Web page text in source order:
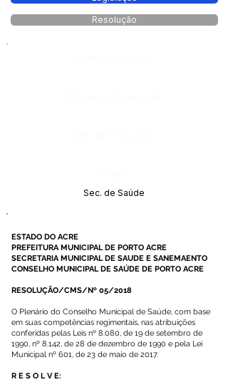
Resolução
Sec. de Saúde
ESTADO DO ACRE
PREFEITURA MUNICIPAL DE PORTO ACRE
SECRETARIA MUNICIPAL DE SAUDE E SANEMAENTO
CONSELHO MUNICIPAL DE SAÚDE DE PORTO ACRE
RESOLUÇÃO/CMS/Nº 05/2018
O Plenário do Conselho Municipal de Saúde, com base
em suas competências regimentais, nas atribuições
conferidas pelas Leis nº 8.080, de 19 de setembro de
1990, nº 8.142, de 28 de dezembro de 1990 e pela Lei
Municipal nº 601, de 23 de maio de 2017.
R E S O L V E: